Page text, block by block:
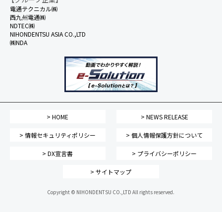
電通テクニカル㈱
西九州電通㈱
NDTEC㈱
NIHONDENTSU ASIA CO.,LTD
㈱NDA
> HOME > NEWS RELEASE
> 情報セキュリティポリシー > 個人情報保護方針について
> DX宣言書 > プライバシーポリシー
> サイトマップ
Copyright © NIHONDENTSU CO.,LTD All rights reserved.